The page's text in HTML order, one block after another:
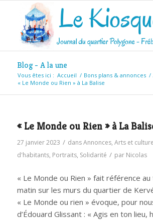
Blog - A la une
Vous êtes ici : Accueil / Bons plans & annonces /
« Le Monde ou Rien » à La Balise
« Le Monde ou Rien » à La
27 janvier 2023 / dansAnnonces, Arts et
d'habitants, Portraits, Solidarité / par Nicolas
« Le Monde ou Rien » fait référence
matin sur les murs du quartier de
« Le Monde ou rien » évoque, pour
d’Édouard Glissant : « Agis en ton lieu,